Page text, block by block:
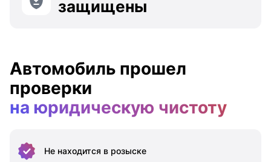
защищены
Автомобиль прошел
проверки
на юридическую чистоту
Не находится в розыске